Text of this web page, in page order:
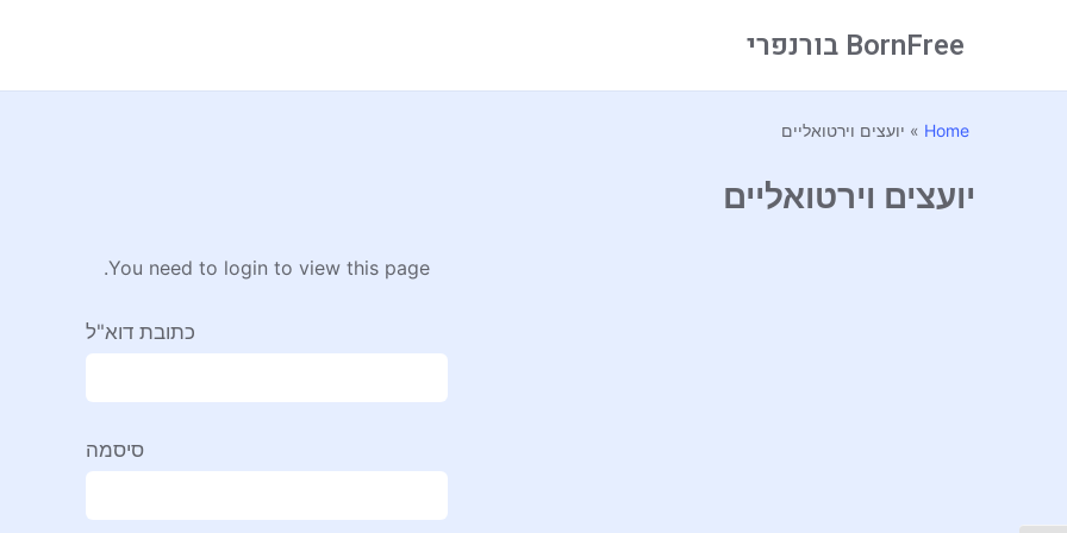
BornFree בורנפרי
Home
» יועצים וירטואליים
יועצים וירטואליים
You need to login to view this page.
כתובת דוא"ל
סיסמה